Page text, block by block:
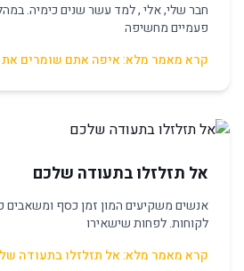
חבר שלי, אלי , למד עשר שנים כימיה.
פעמיים מחשיפה
קרא מאמר מלא: איפה אתם שומרים
אל תזלזלו בתעודה שלכם
אנשים משקיעים המון זמן כסף ומשאבים
לקוחות. לפחות שישאירו
קרא מאמר מלא: אל תזלזלו בתעודה